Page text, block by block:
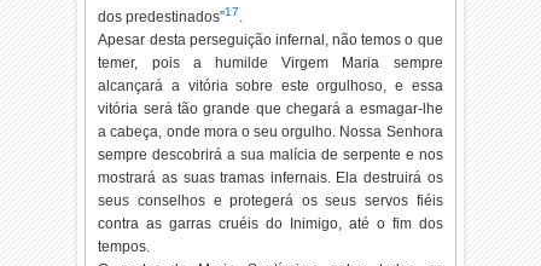
dos predestinados”17.
Apesar desta perseguição infernal, não temos o que
temer, pois a humilde Virgem Maria sempre
alcançará a vitória sobre este orgulhoso, e essa
vitória será tão grande que chegará a esmagar-lhe
a cabeça, onde mora o seu orgulho. Nossa Senhora
sempre descobrirá a sua malícia de serpente e nos
mostrará as suas tramas infernais. Ela destruirá os
seus conselhos e protegerá os seus servos fiéis
contra as garras cruéis do Inimigo, até o fim dos
tempos.